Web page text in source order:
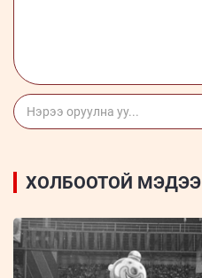
ХОЛБООТОЙ МЭДЭЭ